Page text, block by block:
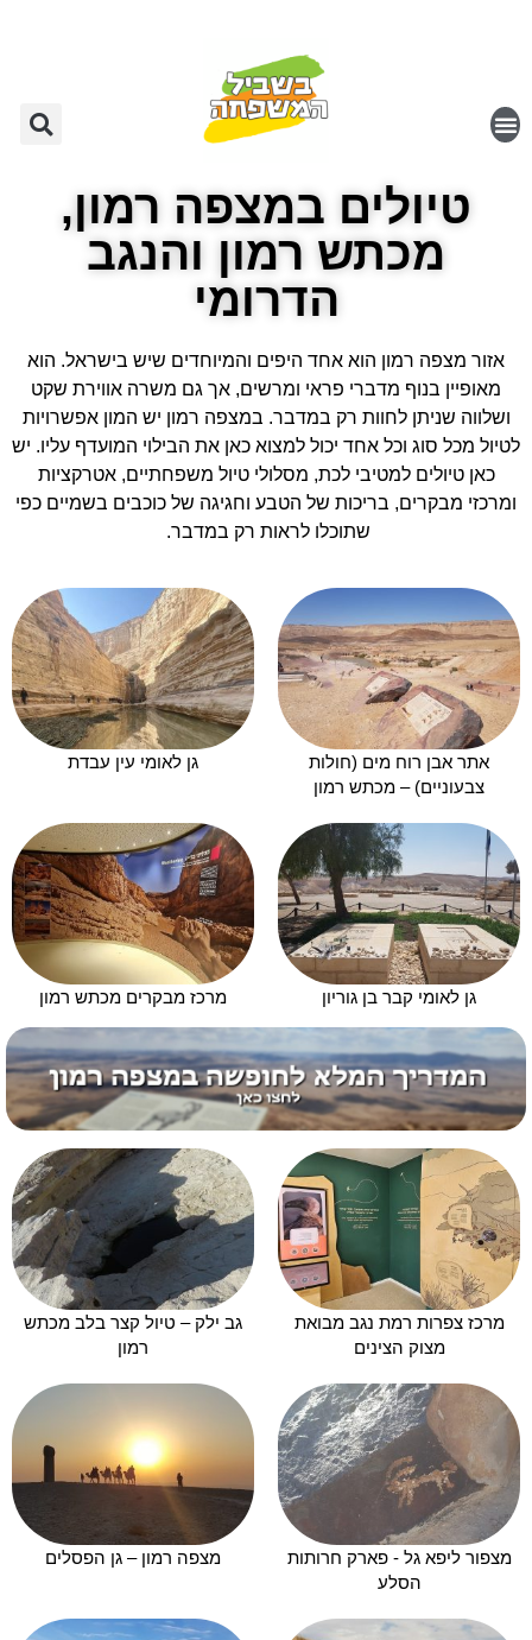
טיולים במצפה רמון,
מכתש רמון והנגב
הדרומי
אזור מצפה רמון הוא אחד היפים והמיוחדים שיש בישראל. הוא
מאופיין בנוף מדברי פראי ומרשים, אך גם משרה אווירת שקט
ושלווה שניתן לחוות רק במדבר. במצפה רמון יש המון אפשרויות
לטיול מכל סוג וכל אחד יכול למצוא כאן את הבילוי המועדף עליו. יש
כאן טיולים למטיבי לכת, מסלולי טיול משפחתיים, אטרקציות
ומרכזי מבקרים, בריכות של הטבע וחגיגה של כוכבים בשמיים כפי
שתוכלו לראות רק במדבר.
אתר אבן רוח מים (חולות
צבעוניים) – מכתש רמון
גן לאומי עין עבדת
גן לאומי קבר בן גוריון מרכז מבקרים מכתש רמון
מרכז צפרות רמת נגב מבואת
מצוק הצינים
גב ילק – טיול קצר בלב מכתש
רמון
מצפור ליפא גל - פארק חרותות
הסלע
מצפה רמון – גן הפסלים